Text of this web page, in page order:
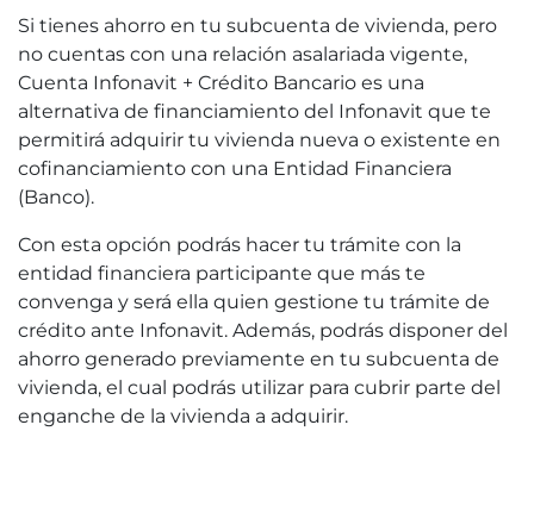
Si tienes ahorro en tu subcuenta de vivienda, pero
no cuentas con una relación asalariada vigente,
Cuenta Infonavit + Crédito Bancario es una
alternativa de financiamiento del Infonavit que te
permitirá adquirir tu vivienda nueva o existente en
cofinanciamiento con una Entidad Financiera
(Banco).
Con esta opción podrás hacer tu trámite con la
entidad financiera participante que más te
convenga y será ella quien gestione tu trámite de
crédito ante Infonavit. Además, podrás disponer del
ahorro generado previamente en tu subcuenta de
vivienda, el cual podrás utilizar para cubrir parte del
enganche de la vivienda a adquirir.